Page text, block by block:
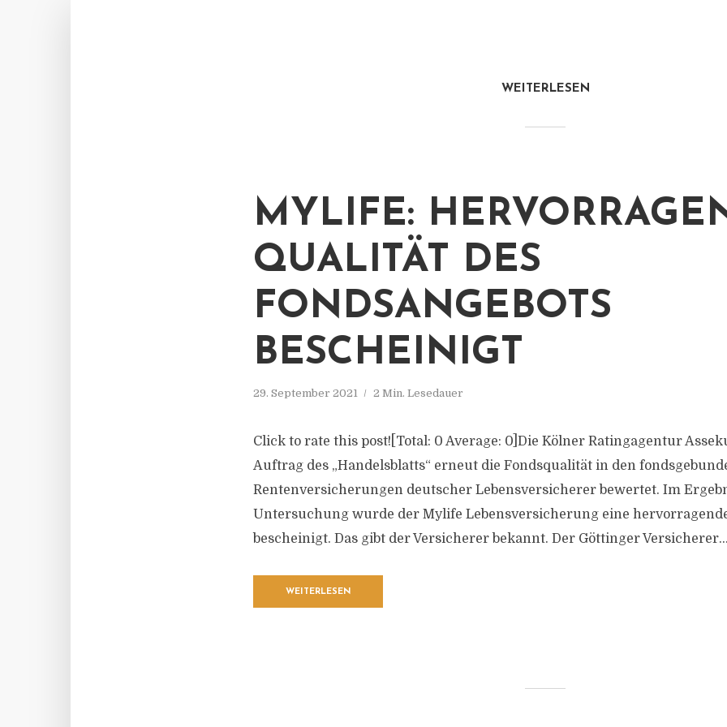
WEITERLESEN
MYLIFE:
QUALITÄT DES
FONDSANGEBOTS
BESCHEINIGT
29. September 2021 2 Min. Lesedauer
Click to rate this post![Total: 0 Average: 0]Die Kölner Ratingagentur
Auftrag des „Handelsblatts“ erneut die Fondsqualität in den
Rentenversicherungen deutscher Lebensversicherer bewertet. Im
Untersuchung wurde der Mylife Lebensversicherung eine
bescheinigt. Das gibt der Versicherer bekannt. Der Göttinger
WEITERLESEN